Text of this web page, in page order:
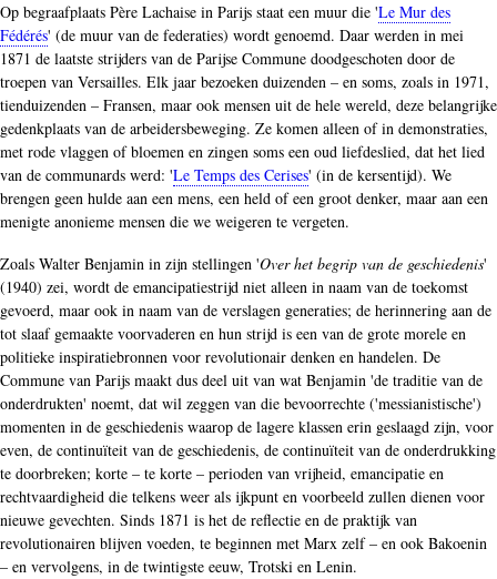
Op begraafplaats Père Lachaise in Parijs staat een muur die 'Le Mur des
Fédérés' (de muur van de federaties) wordt genoemd. Daar werden in mei
1871 de laatste strijders van de Parijse Commune doodgeschoten door de
troepen van Versailles. Elk jaar bezoeken duizenden – en soms, zoals in 1971,
tienduizenden – Fransen, maar ook mensen uit de hele wereld, deze belangrijke
gedenkplaats van de arbeidersbeweging. Ze komen alleen of in demonstraties,
met rode vlaggen of bloemen en zingen soms een oud liefdeslied, dat het lied
van de communards werd: 'Le Temps des Cerises' (in de kersentijd). We
brengen geen hulde aan een mens, een held of een groot denker, maar aan een
menigte anonieme mensen die we weigeren te vergeten.
Zoals Walter Benjamin in zijn stellingen 'Over het begrip van de geschiedenis'
(1940) zei, wordt de emancipatiestrijd niet alleen in naam van de toekomst
gevoerd, maar ook in naam van de verslagen generaties; de herinnering aan de
tot slaaf gemaakte voorvaderen en hun strijd is een van de grote morele en
politieke inspiratiebronnen voor revolutionair denken en handelen. De
Commune van Parijs maakt dus deel uit van wat Benjamin 'de traditie van de
onderdrukten' noemt, dat wil zeggen van die bevoorrechte ('messianistische')
momenten in de geschiedenis waarop de lagere klassen erin geslaagd zijn, voor
even, de continuïteit van de geschiedenis, de continuïteit van de onderdrukking
te doorbreken; korte – te korte – perioden van vrijheid, emancipatie en
rechtvaardigheid die telkens weer als ijkpunt en voorbeeld zullen dienen voor
nieuwe gevechten. Sinds 1871 is het de reflectie en de praktijk van
revolutionairen blijven voeden, te beginnen met Marx zelf – en ook Bakoenin
– en vervolgens, in de twintigste eeuw, Trotski en Lenin.